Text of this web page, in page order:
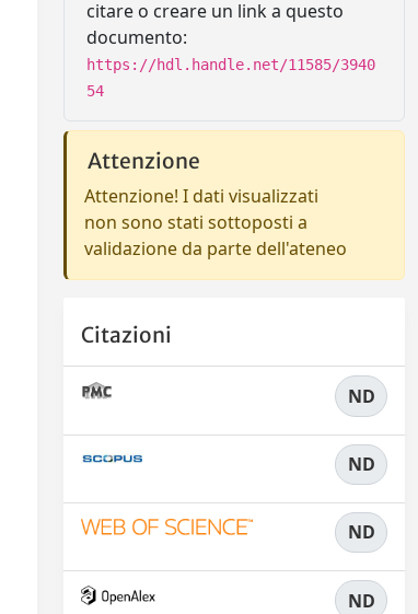
citare o creare un link a questo
documento:
https://hdl.handle.net/11585/3940
54
Attenzione
Attenzione! I dati visualizzati
non sono stati sottoposti a
validazione da parte dell'ateneo
Citazioni
ND
ND
ND
ND